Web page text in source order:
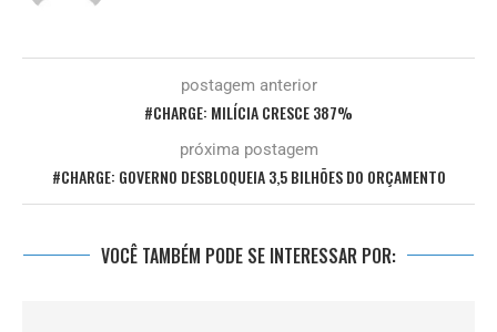
postagem anterior
#CHARGE: MILÍCIA CRESCE 387%
próxima postagem
#CHARGE: GOVERNO DESBLOQUEIA 3,5 BILHÕES DO ORÇAMENTO
VOCÊ TAMBÉM PODE SE INTERESSAR POR: